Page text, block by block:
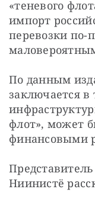
«теневого
импорт
перевозки по-
По данным
заключается в
флот», может
финансовыми
Ниинистё